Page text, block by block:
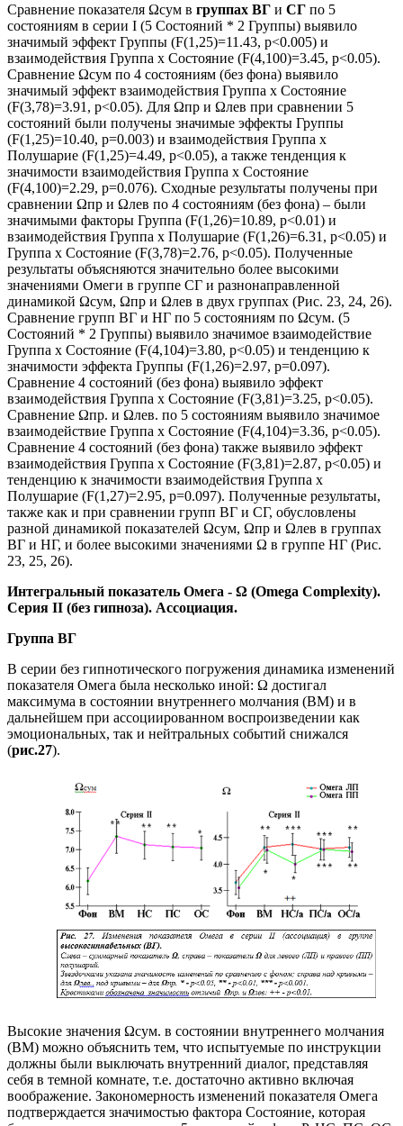
Сравнение показателя Ωсум в группах ВГ и СГ по 5
состояниям в серии I (5 Состояний * 2 Группы) выявило
значимый эффект Группы (F(1,25)=11.43, p<0.005) и
взаимодействия Группа х Состояние (F(4,100)=3.45, p<0.05).
Сравнение Ωсум по 4 состояниям (без фона) выявило
значимый эффект взаимодействия Группа х Состояние
(F(3,78)=3.91, p<0.05). Для Ωпр и Ωлев при сравнении 5
состояний были получены значимые эффекты Группы
(F(1,25)=10.40, p=0.003) и взаимодействия Группа х
Полушарие (F(1,25)=4.49, p<0.05), а также тенденция к
значимости взаимодействия Группа х Состояние
(F(4,100)=2.29, p=0.076). Сходные результаты получены при
сравнении Ωпр и Ωлев по 4 состояниям (без фона) – были
значимыми факторы Группа (F(1,26)=10.89, p<0.01) и
взаимодействия Группа х Полушарие (F(1,26)=6.31, p<0.05) и
Группа х Состояние (F(3,78)=2.76, p<0.05). Полученные
результаты объясняются значительно более высокими
значениями Омеги в группе СГ и разнонаправленной
динамикой Ωсум, Ωпр и Ωлев в двух группах (Рис. 23, 24, 26).
Сравнение групп ВГ и НГ по 5 состояниям по Ωсум. (5
Состояний * 2 Группы) выявило значимое взаимодействие
Группа х Состояние (F(4,104)=3.80, p<0.05) и тенденцию к
значимости эффекта Группы (F(1,26)=2.97, p=0.097).
Сравнение 4 состояний (без фона) выявило эффект
взаимодействия Группа х Состояние (F(3,81)=3.25, p<0.05).
Сравнение Ωпр. и Ωлев. по 5 состояниям выявило значимое
взаимодействие Группа х Состояние (F(4,104)=3.36, p<0.05).
Сравнение 4 состояний (без фона) также выявило эффект
взаимодействия Группа х Состояние (F(3,81)=2.87, p<0.05) и
тенденцию к значимости взаимодействия Группа х
Полушарие (F(1,27)=2.95, p=0.097). Полученные результаты,
также как и при сравнении групп ВГ и СГ, обусловлены
разной динамикой показателей Ωсум, Ωпр и Ωлев в группах
ВГ и НГ, и более высокими значениями Ω в группе НГ (Рис.
23, 25, 26).
Интегральный показатель Омега - Ω (Omega Complexity).
Серия II (без гипноза). Ассоциация.
Группа ВГ
В серии без гипнотического погружения динамика изменений
показателя Омега была несколько иной: Ω достигал
максимума в состоянии внутреннего молчания (ВМ) и в
дальнейшем при ассоциированном воспроизведении как
эмоциональных, так и нейтральных событий снижался
(рис.27).
Высокие значения Ωсум. в состоянии внутреннего молчания
(ВМ) можно объяснить тем, что испытуемые по инструкции
должны были выключать внутренний диалог, представляя
себя в темной комнате, т.е. достаточно активно включая
воображение. Закономерность изменений показателя Омега
подтверждается значимостью фактора Состояние, которая